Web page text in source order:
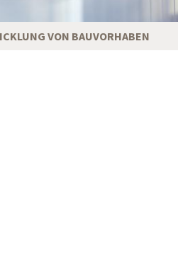
VON BAUVORHABEN